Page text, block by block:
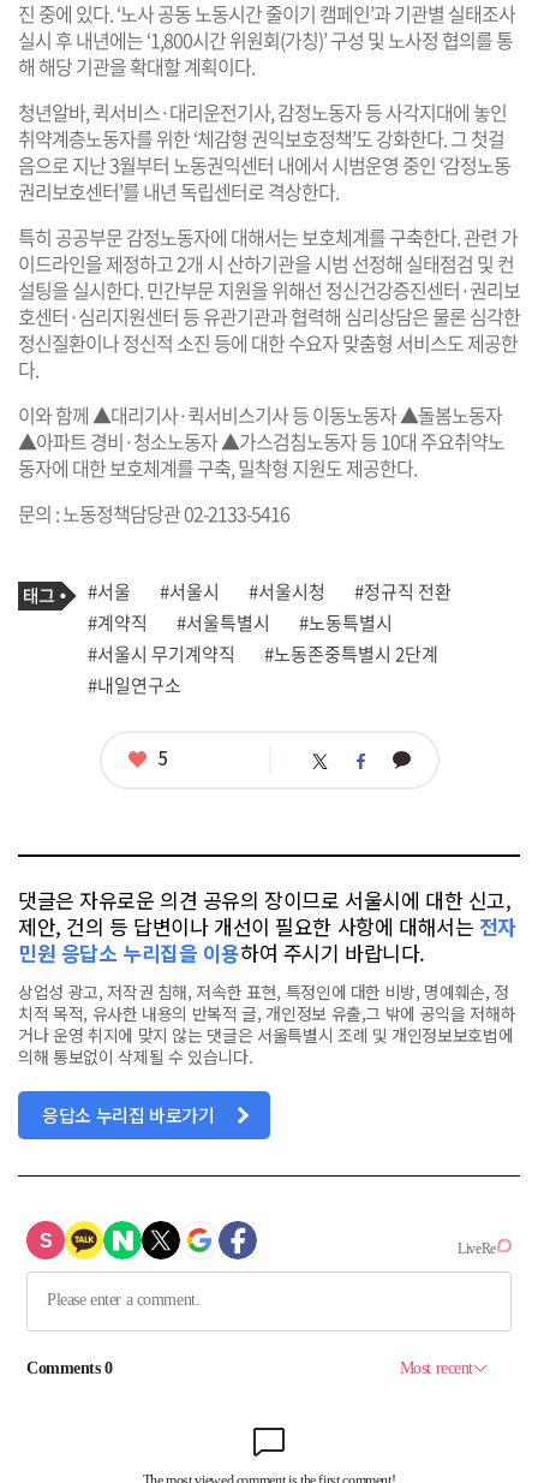
진 중에 있다. ‘노사 공동 노동시간 줄이기 캠페인’과 기관별 실태조사
실시 후 내년에는 ‘1,800시간 위원회(가칭)’ 구성 및 노사정 협의를 통
해 해당 기관을 확대할 계획이다.
청년알바, 퀵서비스·대리운전기사, 감정노동자 등 사각지대에 놓인
취약계층노동자를 위한 ‘체감형 권익보호정책’도 강화한다. 그 첫걸
음으로 지난 3월부터 노동권익센터 내에서 시범운영 중인 ‘감정노동
권리보호센터’를 내년 독립센터로 격상한다.
특히 공공부문 감정노동자에 대해서는 보호체계를 구축한다. 관련 가
이드라인을 제정하고 2개 시 산하기관을 시범 선정해 실태점검 및 컨
설팅을 실시한다. 민간부문 지원을 위해선 정신건강증진센터·권리보
호센터·심리지원센터 등 유관기관과 협력해 심리상담은 물론 심각한
정신질환이나 정신적 소진 등에 대한 수요자 맞춤형 서비스도 제공한
다.
이와 함께 ▲대리기사·퀵서비스기사 등 이동노동자 ▲돌봄노동자
▲아파트 경비·청소노동자 ▲가스검침노동자 등 10대 주요취약노
동자에 대한 보호체계를 구축, 밀착형 지원도 제공한다.
문의 : 노동정책담당관 02-2133-5416
기
사
관
련
태
그
태
그
#서울 #서울시 #서울시청
#정규직 전환
#계약직
#서울특별시
#노동특별시
#서울시 무기계약직
#노동존중특별시 2단계
#내일연구소
좋
5 트 페 카
댓글은 자유로운 의견 공유의 장이므로 서울시에 대한 신고,
제안, 건의 등 답변이나 개선이 필요한 사항에 대해서는 전자
민원 응답소 누리집을 이용하여 주시기 바랍니다.
상업성 광고, 저작권 침해, 저속한 표현, 특정인에 대한 비방, 명예훼손, 정
치적 목적, 유사한 내용의 반복적 글, 개인정보 유출,그 밖에 공익을 저해하
거나 운영 취지에 맞지 않는 댓글은 서울특별시 조례 및 개인정보보호법에
의해 통보없이 삭제될 수 있습니다.
응답소 누리집 바로가기